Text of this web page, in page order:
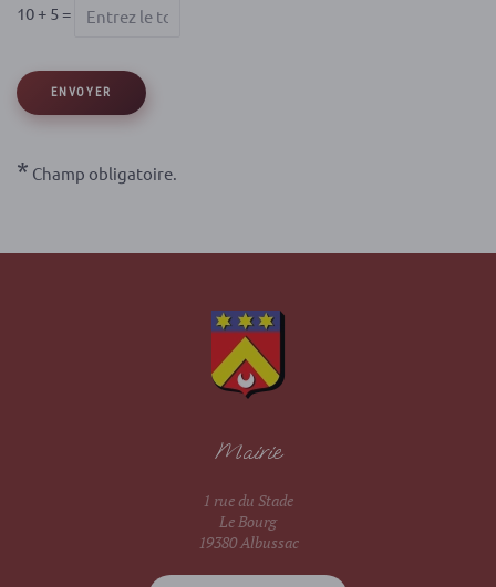
10 + 5 =
* Champ obligatoire.
Mairie
1 rue du Stade
Le Bourg
19380 Albussac